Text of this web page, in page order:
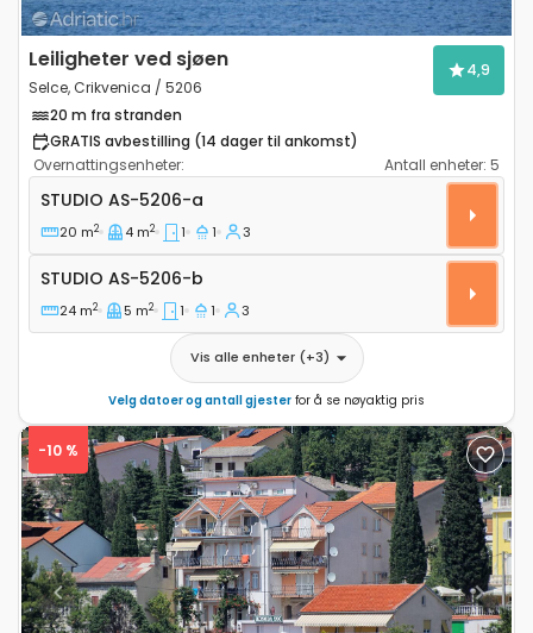
Leiligheter ved sjøen
Selce, Crikvenica / 5206
4,9
20 m fra stranden
GRATIS avbestilling (14 dager til ankomst)
Overnattingsenheter:
Antall enheter: 5
Leilighet studio Selce, Crikvenica AS-5206-a
STUDIO AS-5206-a
20 m2 4 m2 1 1 3
Studio AS-5206-b
STUDIO AS-5206-b
24 m2 5 m2 1 1 3
Vis alle enheter(+3)
Velg datoer og antall gjester for å se nøyaktig pris
Previous Next
-10 %